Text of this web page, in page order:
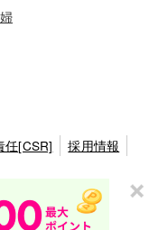
任[CSR]
採用情報